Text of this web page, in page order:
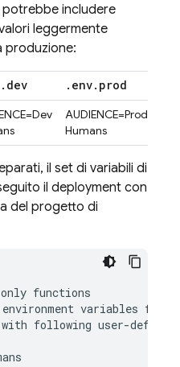
includere
leggermente
produzione:
. dev . env. prod
AUDIENCE=Prod
Humans
il set di variabili di
il deployment con
del progetto di
functions
variables from
following user-